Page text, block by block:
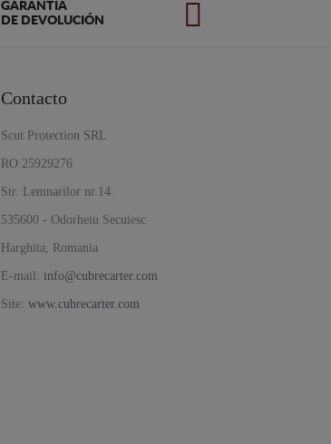
GARANTÍA
DE DEVOLUCIÓN
Contacto
Scut Protection SRL
RO 25929276
Str. Lemnarilor nr.14.
535600 - Odorheiu Secuiesc
Harghita, Romania
E-mail: info@cubrecarter.com
Site: www.cubrecarter.com